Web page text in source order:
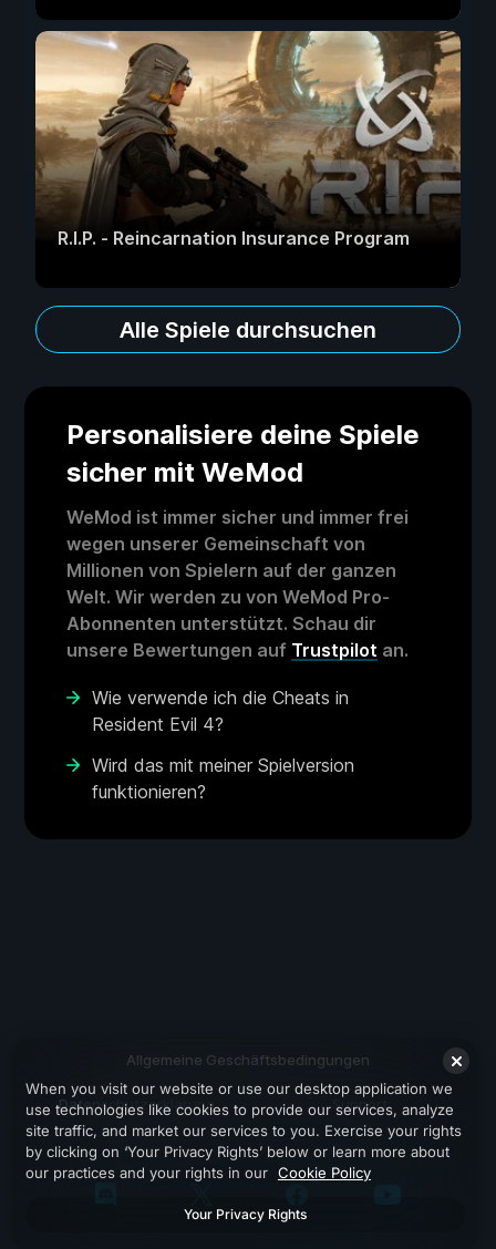
R.I.P. - Reincarnation Insurance Program
Alle Spiele durchsuchen
Personalisiere deine Spiele
sicher mit WeMod
WeMod ist immer sicher und immer frei
wegen unserer Gemeinschaft von
Millionen von Spielern auf der ganzen
Welt. Wir werden zu von WeMod Pro-
Abonnenten unterstützt. Schau dir
unsere Bewertungen auf Trustpilot an.
Wie verwende ich die Cheats in
Resident Evil 4?
Wird das mit meiner Spielversion
funktionieren?
Allgemeine Geschäftsbedingungen
Datenschutzerklärung Support
When you visit our website or use our desktop application we
use technologies like cookies to provide our services, analyze
site traffic, and market our services to you. Exercise your rights
by clicking on ‘Your Privacy Rights’ below or learn more about
our practices and your rights in our Cookie Policy
Your Privacy Rights